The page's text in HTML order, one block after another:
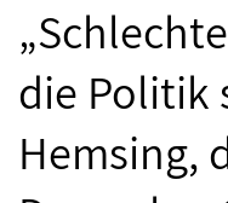
die Politik
Hemsing,